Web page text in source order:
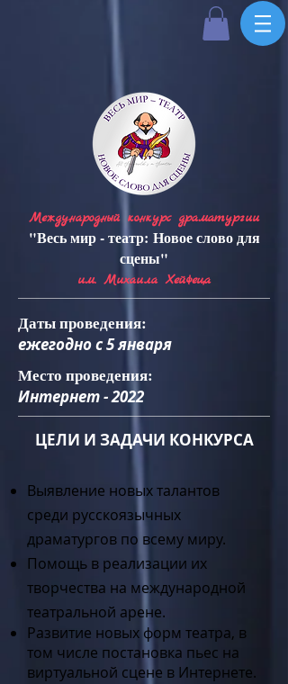
Международный конкурс драматургии
"Весь мир - театр: Новое слово для
сцены"
им. Михаила Хейфеца
Даты проведения:
ежегодно с 5 января
Место проведения:
Интернет - 2022
ЦЕЛИ И ЗАДАЧИ КОНКУРСА
Выявление новых талантов
среди русскоязычных
драматургов по всему миру.
Помощь в реализации их
творчества на международной
театральной арене.
Развитие новых форм театра, в
том числе постановка пьес на
виртуальной сцене в Интернете.